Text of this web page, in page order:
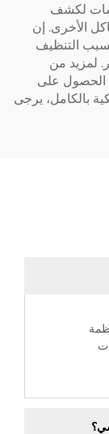
إن
من
على
يرجى